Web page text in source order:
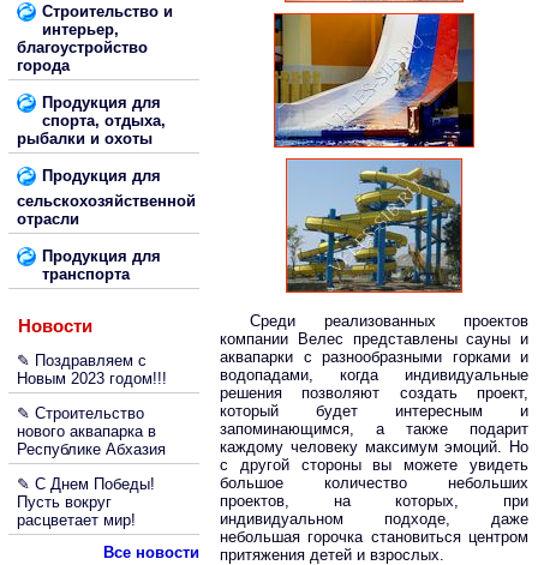
Строительство и
интерьер,
благоустройство
города
Продукция для
спорта, отдыха,
рыбалки и охоты
Продукция для
сельскохозяйственной
отрасли
Продукция для
транспорта
Новости
✎ Поздравляем с
Новым 2023 годом!!!
✎ Строительство
нового аквапарка в
Республике Абхазия
✎ С Днем Победы!
Пусть вокруг
расцветает мир!
Все новости
Среди реализованных проектов
компании Велес представлены сауны и
аквапарки с разнообразными горками и
водопадами, когда индивидуальные
решения позволяют создать проект,
который будет интересным и
запоминающимся, а также подарит
каждому человеку максимум эмоций. Но
с другой стороны вы можете увидеть
большое количество небольших
проектов, на которых, при
индивидуальном подходе, даже
небольшая горочка становиться центром
притяжения детей и взрослых.